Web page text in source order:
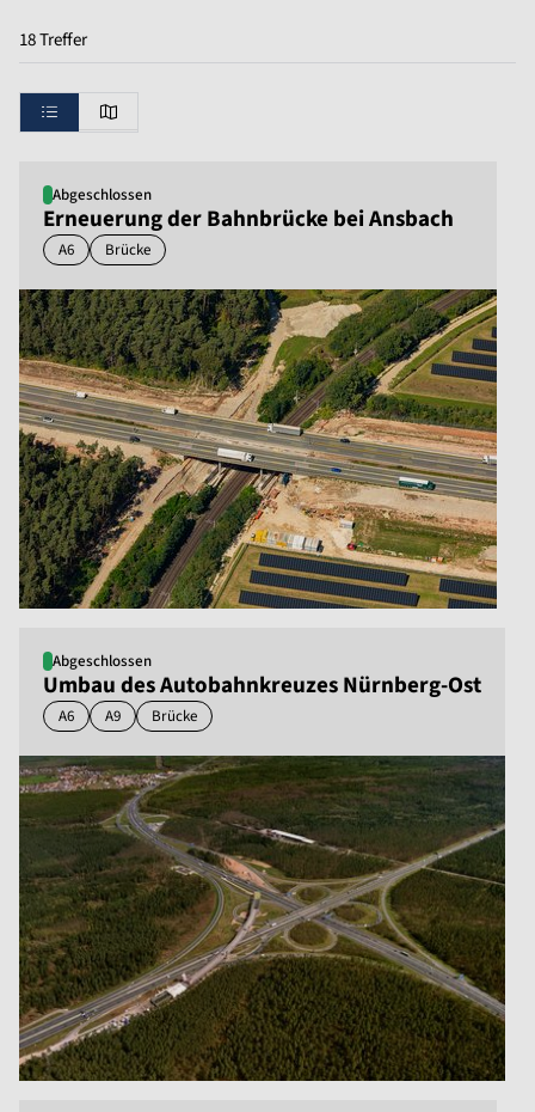
18 Treffer
Abgeschlossen
Erneuerung der Bahnbrücke bei Ansbach
A6 Brücke
Abgeschlossen
Umbau des Autobahnkreuzes Nürnberg-Ost
A6 A9 Brücke